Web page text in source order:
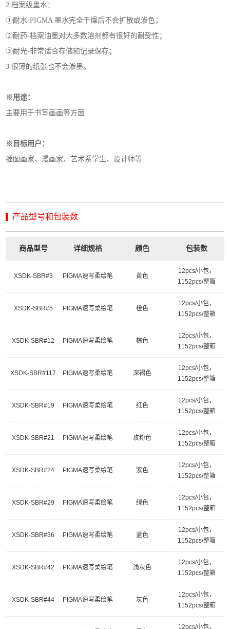
2.档案级墨水：
①耐水-PIGMA 墨水完全干燥后不会扩散或渗色；
②耐药-档案油墨对大多数溶剂都有很好的耐受性；
③耐光-非常适合存储和记录保存；
3.很薄的纸张也不会渗墨。
※用途：
主要用于书写画画等方面
※目标用户：
插图画家、漫画家、艺术系学生、设计师等
产品型号和包装数
商品型号 详细规格 颜色 包装数
XSDK-SBR#3 PIGMA速写柔绘笔 黄色
12pcs/小包，
1152pcs/整箱
XSDK-SBR#5 PIGMA速写柔绘笔 橙色
12pcs/小包，
1152pcs/整箱
XSDK-SBR#12 PIGMA速写柔绘笔 棕色
12pcs/小包，
1152pcs/整箱
XSDK-SBR#117 PIGMA速写柔绘笔 深褐色
12pcs/小包，
1152pcs/整箱
XSDK-SBR#19 PIGMA速写柔绘笔 红色
12pcs/小包，
1152pcs/整箱
XSDK-SBR#21 PIGMA速写柔绘笔 玫粉色
12pcs/小包，
1152pcs/整箱
XSDK-SBR#24 PIGMA速写柔绘笔 紫色
12pcs/小包，
1152pcs/整箱
XSDK-SBR#29 PIGMA速写柔绘笔 绿色
12pcs/小包，
1152pcs/整箱
XSDK-SBR#36 PIGMA速写柔绘笔 蓝色
12pcs/小包，
1152pcs/整箱
XSDK-SBR#42 PIGMA速写柔绘笔 浅灰色
12pcs/小包，
1152pcs/整箱
XSDK-SBR#44 PIGMA速写柔绘笔 灰色
12pcs/小包，
1152pcs/整箱
12pcs/小包，